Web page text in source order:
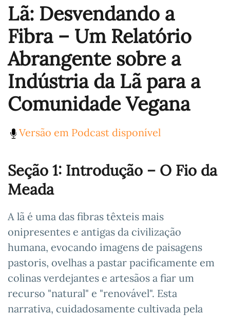
Lã: Desvendando a
Fibra – Um Relatório
Abrangente sobre a
Indústria da Lã para a
Comunidade Vegana
Versão em Podcast disponível
Seção 1: Introdução – O Fio da
Meada
A lã é uma das fibras têxteis mais
onipresentes e antigas da civilização
humana, evocando imagens de paisagens
pastoris, ovelhas a pastar pacificamente em
colinas verdejantes e artesãos a fiar um
recurso "natural" e "renovável". Esta
narrativa, cuidadosamente cultivada pela